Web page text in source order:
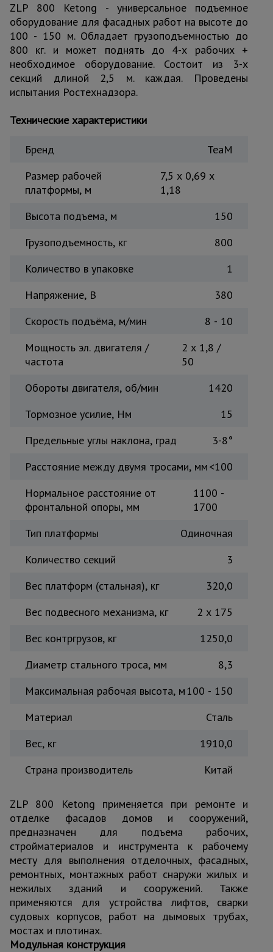
Штукатурные
комплекты
Сварочные
аппараты
ZLP 800 Ketong - универсальное подъемное
оборудование для фасадных работ на высоте до
100 - 150 м. Обладает грузоподъемностью до
800 кг. и может поднять до 4-х рабочих +
необходимое оборудование. Состоит из 3-х
секций длиной 2,5 м. каждая. Проведены
испытания Ростехнадзора.
Технические характеристики
Бренд
TeaM
Размер рабочей
платформы, м
7,5 х 0,69 х
1,18
Высота подъема, м
150
Грузоподъемность, кг
800
Количество в упаковке
1
Напряжение, B
380
Скорость подъёма, м/мин
8 - 10
Мощность эл. двигателя /
частота
2 x 1,8 /
50
Обороты двигателя, об/мин
1420
Тормозное усилие, Нм
15
Предельные углы наклона, град
3-8°
Расстояние между двумя тросами, мм<100
Нормальное расстояние от
фронтальной опоры, мм
1100 -
1700
Тип платформы
Одиночная
Количество секций
3
Вес платформ (стальная), кг
320,0
Вес подвесного механизма, кг
2 x 175
Вес контргрузов, кг
1250,0
Диаметр стального троса, мм
8,3
Максимальная рабочая высота, м100 - 150
Материал
Сталь
Вес, кг
1910,0
Страна производитель
Китай
ZLP 800 Ketong применяется при ремонте и
отделке фасадов домов и сооружений,
предназначен для подъема рабочих,
стройматериалов и инструмента к рабочему
месту для выполнения отделочных, фасадных,
ремонтных, монтажных работ снаружи жилых и
нежилых зданий и сооружений. Также
применяются для устройства лифтов, сварки
судовых корпусов, работ на дымовых трубах,
мостах и плотинах.
Модульная конструкция